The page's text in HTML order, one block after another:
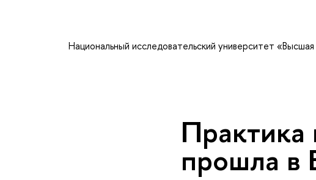
Национальный исследовательский университет
прошла в